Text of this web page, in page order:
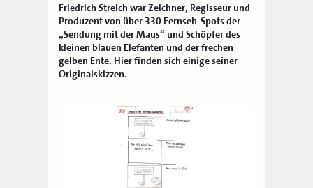
Friedrich Streich war Zeichner, Regisseur und
Produzent von über 330 Fernseh-Spots der
„Sendung mit der Maus“ und Schöpfer des
kleinen blauen Elefanten und der frechen
gelben Ente. Hier finden sich einige seiner
Originalskizzen.